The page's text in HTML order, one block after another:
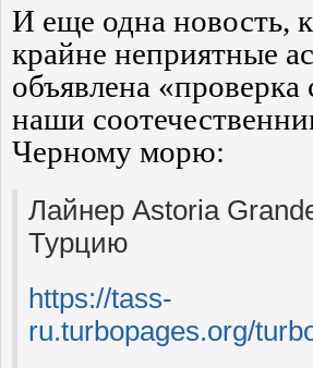
И еще одна новость,
крайне неприятные
объявлена
наши
Черному морю:
Лайнер Astoria
Турцию
https://tass-
ru.turbopages.org/